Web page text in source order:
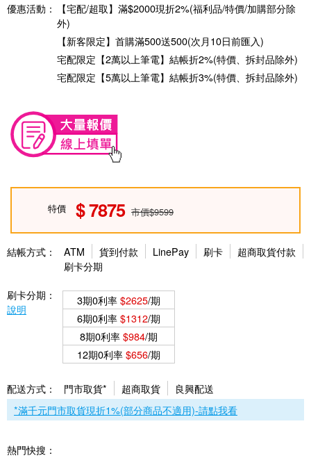
優惠活動：
【宅配/超取】滿$2000現折2%(福利品/特價/加購部分除
外)
【新客限定】首購滿500送500(次月10日前匯入)
宅配限定【2萬以上筆電】結帳折2%(特價、拆封品除外)
宅配限定【5萬以上筆電】結帳折3%(特價、拆封品除外)
特價 7875 市價$9599
結帳方式： ATM 貨到付款 LinePay 刷卡
超商取貨付款
刷卡分期
刷卡分期：
說明
3期0利率$2625/期
6期0利率$1312/期
8期0利率$984/期
12期0利率$656/期
配送方式： 門市取貨* 超商取貨
良興配送
*滿千元門市取貨現折1%(部分商品不適用)-請點我看
熱門快搜：